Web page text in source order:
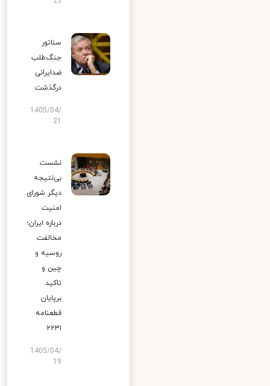
سناتور
جنگ‌طلب
ضدایرانی
درگذشت
1405/04/
نشست
بی‌نتیجه
دیگر شورای
امنیت
درباره ایران؛
مخالفت
روسیه و
چین و
تاکید
برپایان
قطعنامه
۲۲۳۱
1405/04/
19